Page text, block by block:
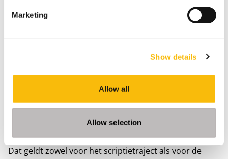
Marketing
Show details
Allow all
Allow selection
neerzetten van hun argumentatie. En dat benoem ik
dan ook.”
Werk in stapjes
Van Toor zou graag, als dat weer kan, in het begin van
in die kleine scriptiegroepjes werkt het verder online
eigenlijk net zo efficiënt, vindt hij: “We hebben een
gezamenlijk doel en je hebt veel interactie.“
Zijn tip voor studenten? “Ik raad ze aan om in stapjes
te werken. Het einddoel kan soms overweldigend zijn.
Dat geldt zowel voor het scriptietraject als voor de